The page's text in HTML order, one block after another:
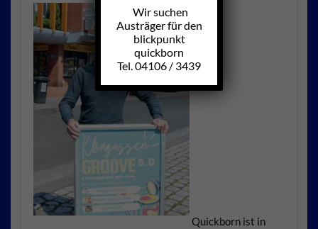
Quickborn ist in
Wir suchen
Austräger für den
blickpunkt
quickborn
Tel. 04106 / 3439